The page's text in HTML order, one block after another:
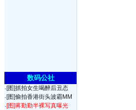
数码公社
· [图]抓拍女生喝醉后丑态
· [图]偷拍香港街头波霸MM
·[图]蒋勤勤半裸写真曝光